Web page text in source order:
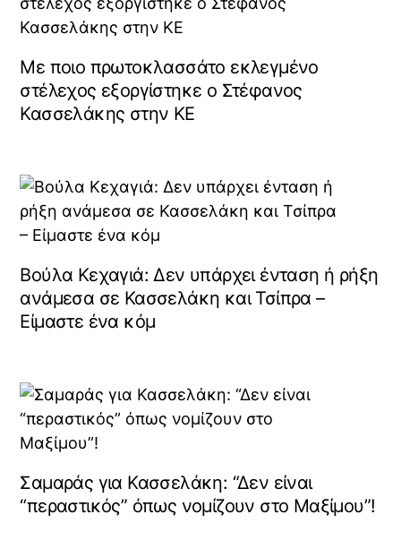
Με ποιο πρωτοκλασσάτο εκλεγμένο
στέλεχος εξοργίστηκε ο Στέφανος
Κασσελάκης στην ΚΕ
Βούλα Κεχαγιά: Δεν υπάρχει ένταση ή ρήξη
ανάμεσα σε Κασσελάκη και Τσίπρα –
Είμαστε ένα κόμ
Σαμαράς για Κασσελάκη: “Δεν είναι
“περαστικός” όπως νομίζουν στο Μαξίμου”!